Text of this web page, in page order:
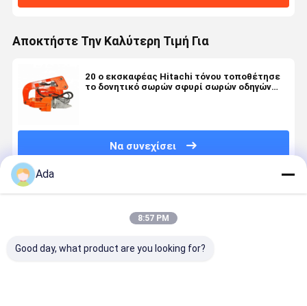
Αποκτήστε Την Καλύτερη Τιμή Για
20 ο εκσκαφέας Hitachi τόνου τοποθέτησε
το δονητικό σωρών σφυρί σωρών οδηγών
Να συνεχίσει
Συνιστώμενα Προϊόντα
Ada
8:57 PM
Good day, what product are you looking for?